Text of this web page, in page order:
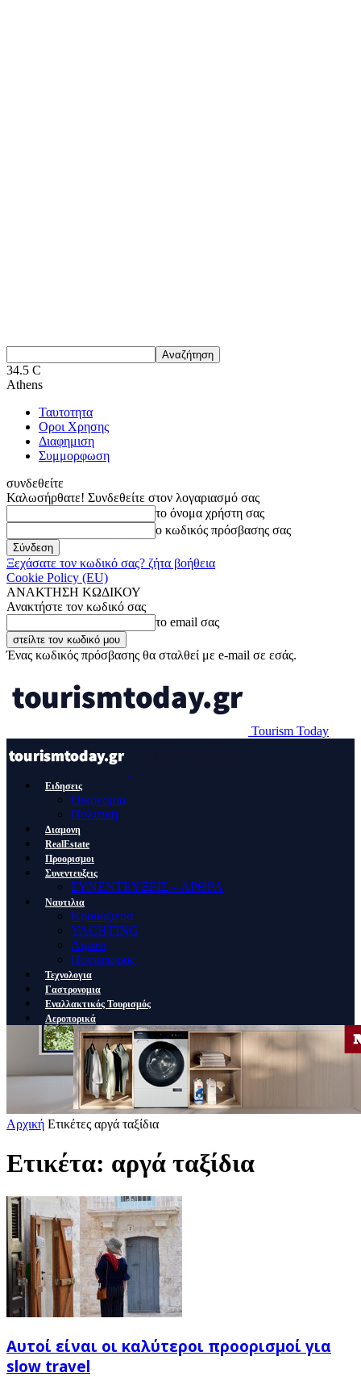
34.5 C
Athens
Ταυτοτητα
Οροι Χρησης
Διαφημιση
Συμμορφωση
συνδεθείτε
Καλωσήρθατε! Συνδεθείτε στον λογαριασμό σας
το όνομα χρήστη σας
ο κωδικός πρόσβασης σας
Ξεχάσατε τον κωδικό σας? ζήτα βοήθεια
Cookie Policy (EU)
ΑΝΑΚΤΗΣΗ ΚΩΔΙΚΟΥ
Ανακτήστε τον κωδικό σας
το email σας
Ένας κωδικός πρόσβασης θα σταλθεί με e-mail σε εσάς.
Tourism Today
Ειδησεις
Οικονομια
Πολιτικη
Διαμονη
RealEstate
Προορισμοι
Συνεντευξεις
ΣΥΝΕΝΤΕΥΞΕΙΣ – ΑΡΘΡΑ
Ναυτιλια
Κρουαζιερα
YACHTING
Λιμανι
Ποντοπορος
Τεχνολογια
Γαστρονομια
Εναλλακτικός Τουρισμός
Αεροπορικά
Αρχική Ετικέτες αργά ταξίδια
Ετικέτα: αργά ταξίδια
Αυτοί είναι οι καλύτεροι προορισμοί για
slow travel